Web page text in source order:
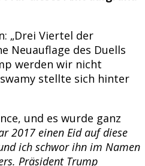
„Drei Viertel der
Neuauflage des Duells
werden wir nicht
stellte sich hinter
und es wurde ganz
2017 einen Eid auf diese
ich schwor ihn im Namen
Präsident Trump